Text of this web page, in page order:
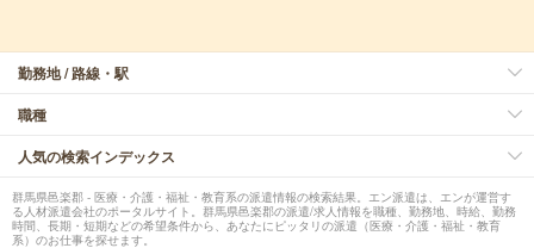
勤務地 / 路線・駅
職種
人気の検索インデックス
群馬県邑楽郡 - 医療・介護・福祉・教育系の派遣情報の検索結果。エン派遣は、エンが運営す
る人材派遣会社のポータルサイト。群馬県邑楽郡の派遣/求人情報を職種、勤務地、時給、勤務
時間、長期・短期などの希望条件から、あなたにピッタリの派遣（医療・介護・福祉・教育
系）のお仕事を探せます。